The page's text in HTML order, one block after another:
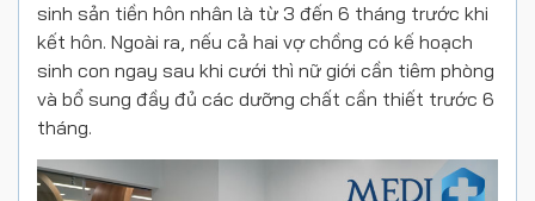
sinh sản tiền hôn nhân là từ 3 đến 6 tháng trước khi
kết hôn. Ngoài ra, nếu cả hai vợ chồng có kế hoạch
sinh con ngay sau khi cưới thì nữ giới cần tiêm phòng
và bổ sung đầy đủ các dưỡng chất cần thiết trước 6
tháng.